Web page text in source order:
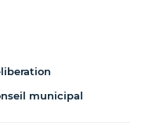
municipal